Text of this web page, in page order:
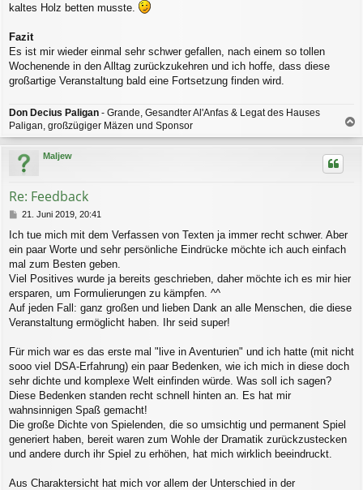
kaltes Holz betten musste.
Fazit
Es ist mir wieder einmal sehr schwer gefallen, nach einem so tollen
Wochenende in den Alltag zurückzukehren und ich hoffe, dass diese
großartige Veranstaltung bald eine Fortsetzung finden wird.
Don Decius Paligan - Grande, Gesandter Al'Anfas & Legat des Hauses
Paligan, großzügiger Mäzen und Sponsor
a
c
Maljew
Re: Feedback
B
i
t
r
21. Juni 2019, 20:41
Ich tue mich mit dem Verfassen von Texten ja immer recht schwer. Aber
ein paar Worte und sehr persönliche Eindrücke möchte ich auch einfach
mal zum Besten geben.
Viel Positives wurde ja bereits geschrieben, daher möchte ich es mir hier
ersparen, um Formulierungen zu kämpfen. ^^
Auf jeden Fall: ganz großen und lieben Dank an alle Menschen, die diese
Veranstaltung ermöglicht haben. Ihr seid super!
Für mich war es das erste mal "live in Aventurien" und ich hatte (mit nicht
sooo viel DSA-Erfahrung) ein paar Bedenken, wie ich mich in diese doch
sehr dichte und komplexe Welt einfinden würde. Was soll ich sagen?
Diese Bedenken standen recht schnell hinten an. Es hat mir
wahnsinnigen Spaß gemacht!
Die große Dichte von Spielenden, die so umsichtig und permanent Spiel
generiert haben, bereit waren zum Wohle der Dramatik zurückzustecken
und andere durch ihr Spiel zu erhöhen, hat mich wirklich beeindruckt.
Aus Charaktersicht hat mich vor allem der Unterschied in der